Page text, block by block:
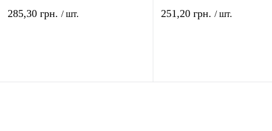
285,30 грн. / шт. 251,20 грн. / шт.